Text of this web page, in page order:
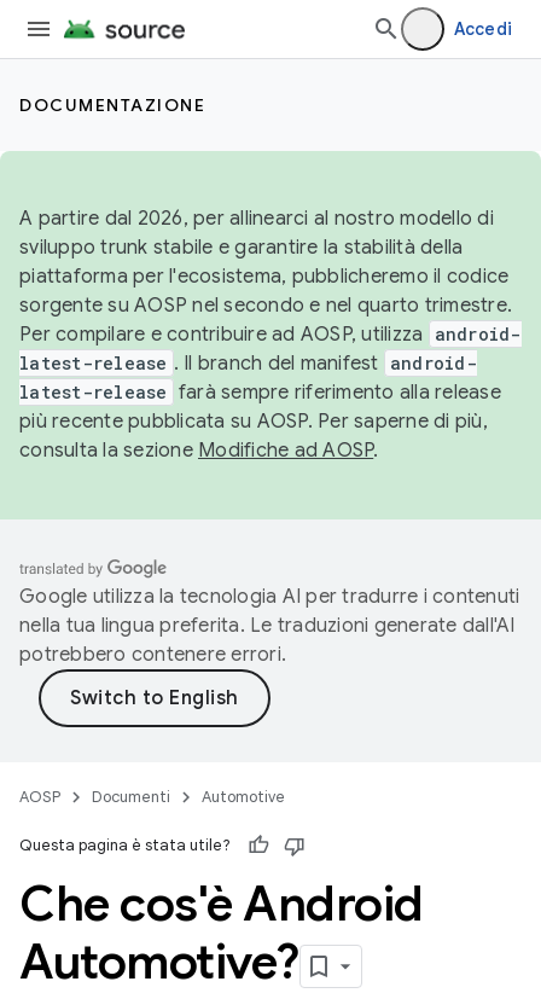
Accedi
DOCUMENTAZIONE
A partire dal 2026, per allinearci al nostro modello di
sviluppo trunk stabile e garantire la stabilità della
piattaforma per l'ecosistema, pubblicheremo il codice
sorgente su AOSP nel secondo e nel quarto trimestre.
Per compilare e contribuire ad AOSP, utilizza
android-
latest-release . Il branch del manifest android-
latest-release farà sempre riferimento alla release
più recente pubblicata su AOSP. Per saperne di più,
consulta la sezione Modifiche ad AOSP.
Google utilizza la tecnologia AI per tradurre i contenuti
nella tua lingua preferita. Le traduzioni generate dall'AI
potrebbero contenere errori.
AOSP Documenti Automotive
Questa pagina è stata utile?
Che cos'è Android
Automotive?